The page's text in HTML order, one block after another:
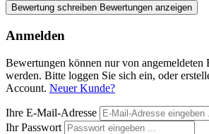
Bewertung schreiben Bewertungen anzeigen
Anmelden
Bewertungen können nur von angemeldeten
werden. Bitte loggen Sie sich ein, oder
Account. Neuer Kunde?
Ihre E-Mail-Adresse
Ihr Passwort